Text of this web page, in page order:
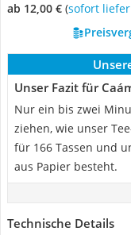
ab 12,00 € ( Sofort
Unser Fazit für
Nur ein bis zwei
ziehen, wie unser
für 166 Tassen und
aus Papier besteht.
Technische Details